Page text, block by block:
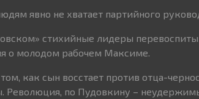
явно не хватает партийного
стихийные лидеры
о молодом рабочем Максиме.
как сын восстает против отца-
Революция, по Пудовкину –